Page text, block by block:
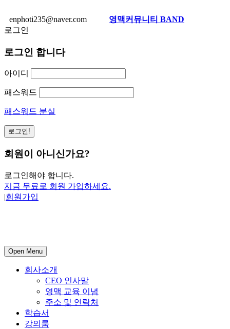
enphoti235@naver.com
영맥커뮤니티 BAND
로그인
로그인 합니다
아이디
패스워드
패스워드 분실
회원이 아니신가요?
로그인해야 합니다.
지금 무료로 회원 가입하세요.
|회원가입
Open Menu
회사소개
CEO 인사말
영맥 교육 이념
주소 및 연락처
학습서
강의룸